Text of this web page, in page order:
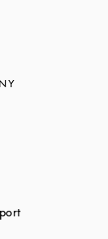
Link Opens in